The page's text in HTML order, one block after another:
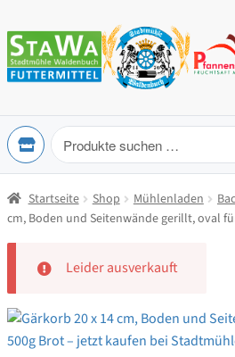
Zur
Navigation
springen
Zum
Inhalt
springen
Produkte
suchen
Startseite Shop Mühlenladen
cm, Boden und Seitenwände gerillt, oval
Leider ausverkauft